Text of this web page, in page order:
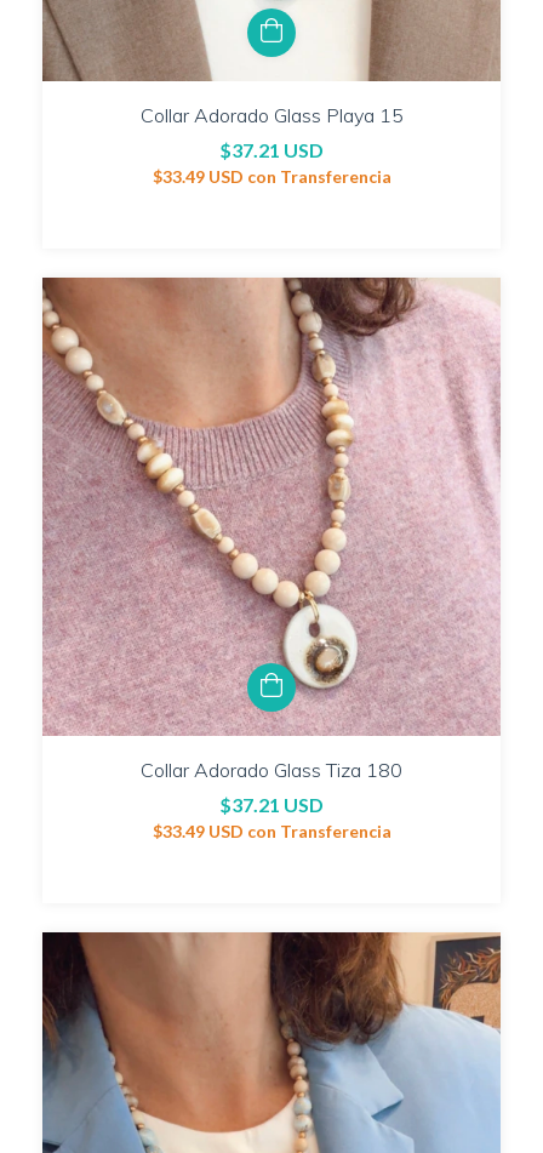
Collar Adorado Glass Playa 15
$37.21 USD
$33.49 USD con Transferencia
Collar Adorado Glass Tiza 180
$37.21 USD
$33.49 USD con Transferencia